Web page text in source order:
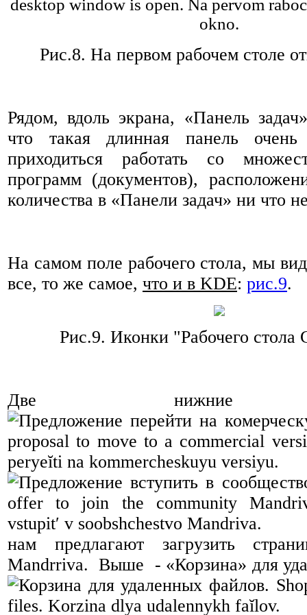
Рис.8. На первом рабочем столе
Рядом, вдоль экрана, «Панель
что такая длинная панель очень
приходиться работать со
программ (документов),
количества в «Панели задач» ни что
На самом поле рабочего стола, мы
все, то же самое, что и в KDE: рис.9.
Рис.9. Иконки "Рабочего стола
Две нижние
нам предлагают загрузить
Mandrriva. Выше - «Корзина» для